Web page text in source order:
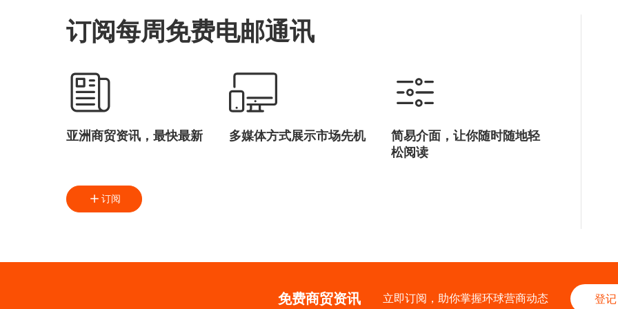
订阅每周免费电邮通讯
亚洲商贸资讯，最快最新 多媒体方式展示市场先机
简易介面，让你随时随地轻
松阅读
订阅
免费商贸资讯 立即订阅，助你掌握环球营商动态 登记